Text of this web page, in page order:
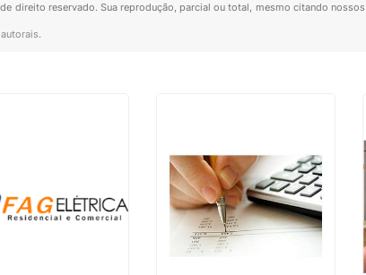
direito reservado. Sua reprodução, parcial ou total, mesmo citando
.